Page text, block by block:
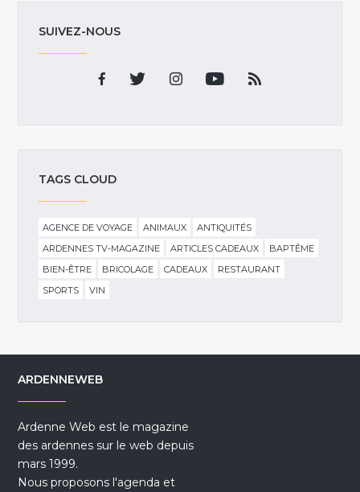
SUIVEZ-NOUS
TAGS CLOUD
AGENCE DE VOYAGE ANIMAUX
ANTIQUITÉS
ARDENNES TV-MAGAZINE
ARTICLES CADEAUX
BAPTÊME
BIEN-ÊTRE
BRICOLAGE CADEAUX
RESTAURANT
SPORTS
VIN
ARDENNEWEB
Ardenne Web est le magazine
des ardennes sur le web depuis
mars 1999.
Nous proposons l'agenda et